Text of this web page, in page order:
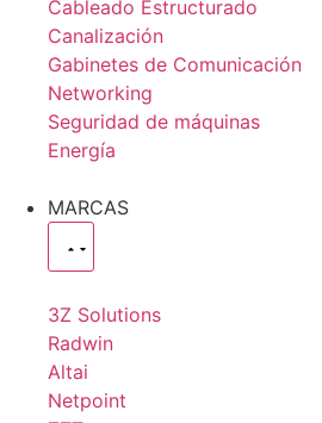
Cableado Estructurado
Canalización
Gabinetes de Comunicación
Networking
Seguridad de máquinas
Energía
MARCAS
3Z Solutions
Radwin
Altai
Netpoint